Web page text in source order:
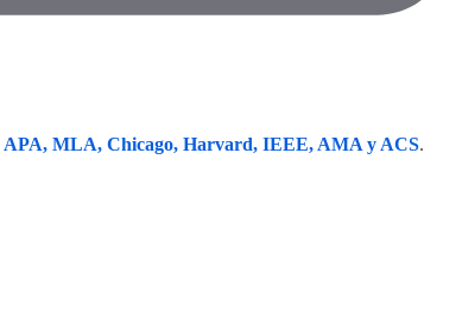
APA, MLA, Chicago, Harvard, IEEE, AMA y ACS.